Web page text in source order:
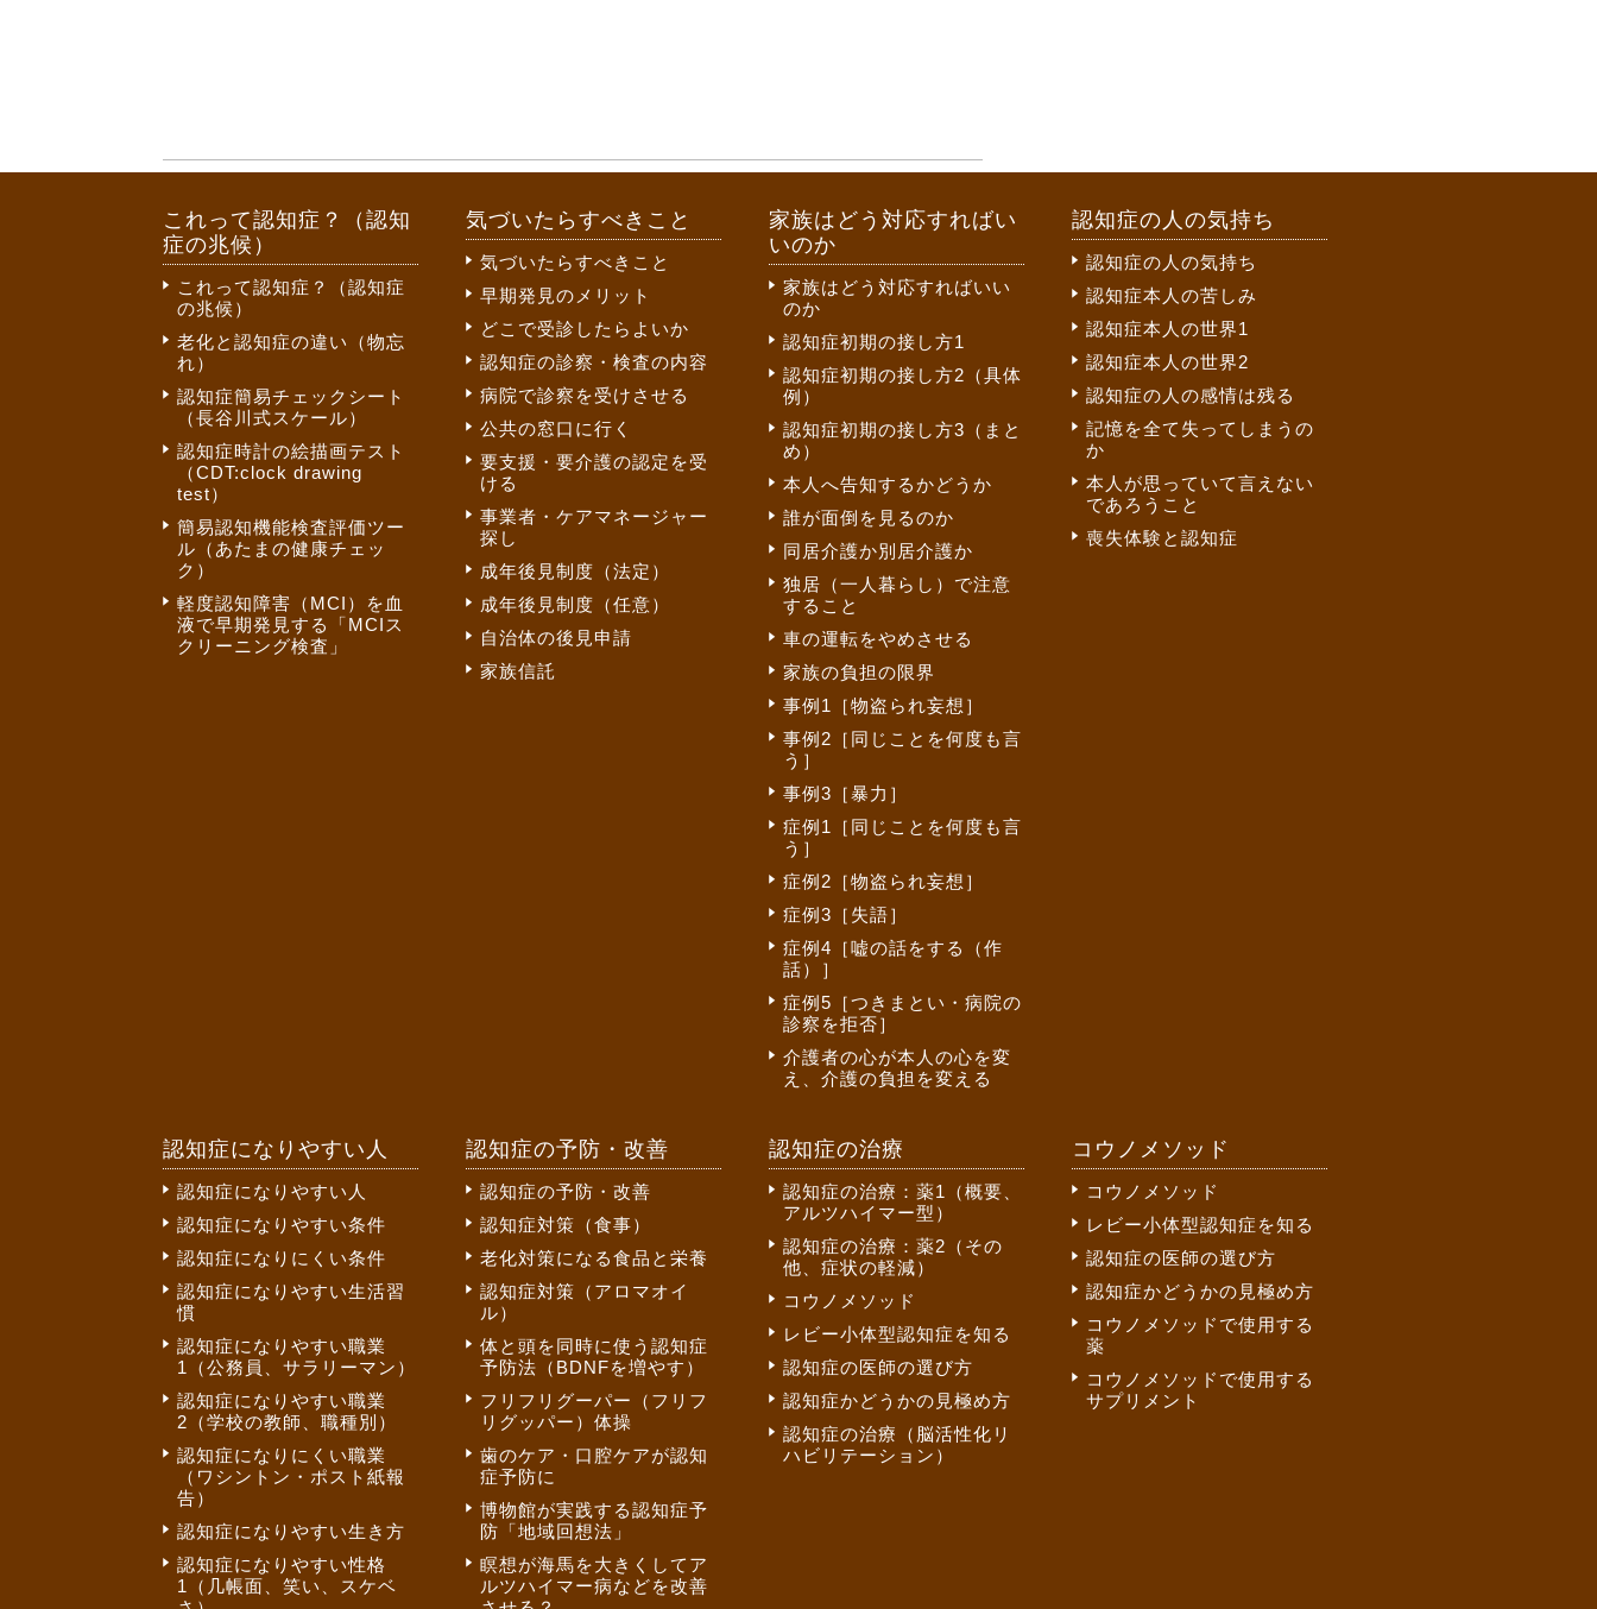
これって認知症？（認知
症の兆候）
これって認知症？（認知症
の兆候）
老化と認知症の違い（物忘
れ）
認知症簡易チェックシート
（長谷川式スケール）
認知症時計の絵描画テスト
（CDT:clock drawing
test）
簡易認知機能検査評価ツー
ル（あたまの健康チェッ
ク）
軽度認知障害（MCI）を血
液で早期発見する「MCIス
クリーニング検査」
気づいたらすべきこと
気づいたらすべきこと
早期発見のメリット
どこで受診したらよいか
認知症の診察・検査の内容
病院で診察を受けさせる
公共の窓口に行く
要支援・要介護の認定を受
ける
事業者・ケアマネージャー
探し
成年後見制度（法定）
成年後見制度（任意）
自治体の後見申請
家族信託
家族はどう対応すればい
いのか
家族はどう対応すればいい
のか
認知症初期の接し方1
認知症初期の接し方2（具体
例）
認知症初期の接し方3（まと
め）
本人へ告知するかどうか
誰が面倒を見るのか
同居介護か別居介護か
独居（一人暮らし）で注意
すること
車の運転をやめさせる
家族の負担の限界
事例1［物盗られ妄想］
事例2［同じことを何度も言
う］
事例3［暴力］
症例1［同じことを何度も言
う］
症例2［物盗られ妄想］
症例3［失語］
症例4［嘘の話をする（作
話）］
症例5［つきまとい・病院の
診察を拒否］
介護者の心が本人の心を変
え、介護の負担を変える
認知症の人の気持ち
認知症の人の気持ち
認知症本人の苦しみ
認知症本人の世界1
認知症本人の世界2
認知症の人の感情は残る
記憶を全て失ってしまうの
か
本人が思っていて言えない
であろうこと
喪失体験と認知症
認知症になりやすい人
認知症になりやすい人
認知症になりやすい条件
認知症になりにくい条件
認知症になりやすい生活習
慣
認知症になりやすい職業
1（公務員、サラリーマン）
認知症になりやすい職業
2（学校の教師、職種別）
認知症になりにくい職業
（ワシントン・ポスト紙報
告）
認知症になりやすい生き方
認知症になりやすい性格
1（几帳面、笑い、スケベ
認知症の予防・改善
認知症の予防・改善
認知症対策（食事）
老化対策になる食品と栄養
認知症対策（アロマオイ
ル）
体と頭を同時に使う認知症
予防法（BDNFを増やす）
フリフリグーパー（フリフ
リグッパー）体操
歯のケア・口腔ケアが認知
症予防に
博物館が実践する認知症予
防「地域回想法」
瞑想が海馬を大きくしてア
ルツハイマー病などを改善
認知症の治療
認知症の治療：薬1（概要、
アルツハイマー型）
認知症の治療：薬2（その
他、症状の軽減）
コウノメソッド
レビー小体型認知症を知る
認知症の医師の選び方
認知症かどうかの見極め方
認知症の治療（脳活性化リ
ハビリテーション）
コウノメソッド
コウノメソッド
レビー小体型認知症を知る
認知症の医師の選び方
認知症かどうかの見極め方
コウノメソッドで使用する
薬
コウノメソッドで使用する
サプリメント